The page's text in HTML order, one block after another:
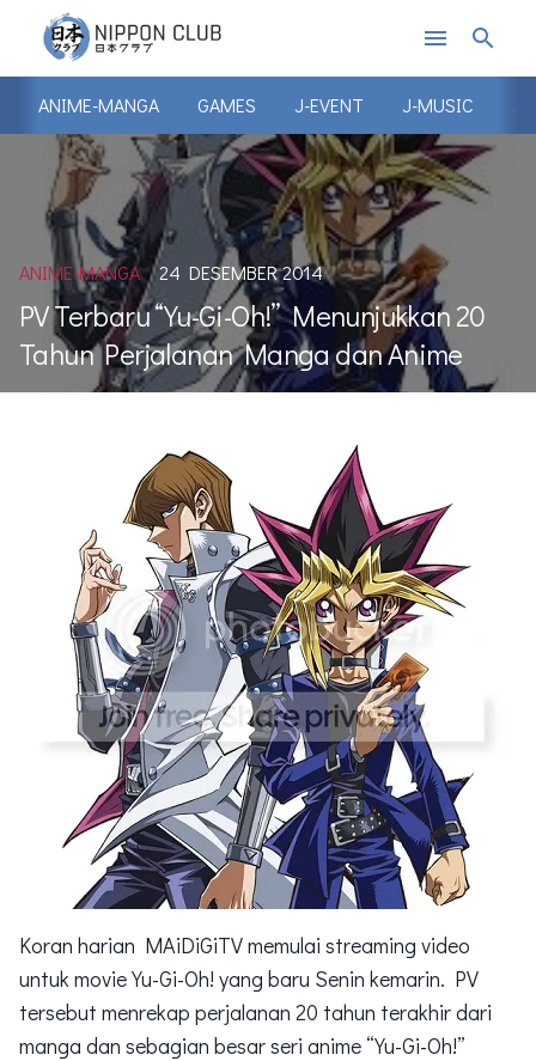
menu search
ANIME-MANGA GAMES J-EVENT J-MUSIC J-
ANIME-MANGA 24 DESEMBER 2014
PV Terbaru “Yu-Gi-Oh!” Menunjukkan 20
Tahun Perjalanan Manga dan Anime
Koran harian MAiDiGiTV memulai streaming video
untuk movie Yu-Gi-Oh! yang baru Senin kemarin. PV
tersebut menrekap perjalanan 20 tahun terakhir dari
manga dan sebagian besar seri anime “Yu-Gi-Oh!”